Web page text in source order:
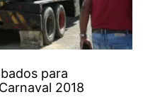
para
2018